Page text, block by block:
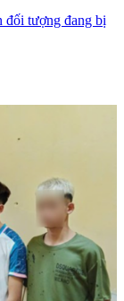
đối tượng đang bị